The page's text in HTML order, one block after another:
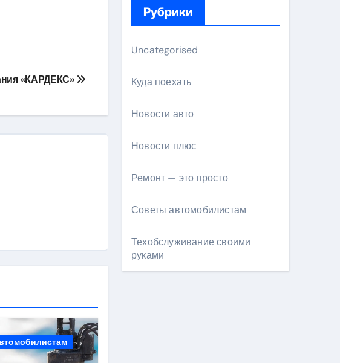
«КАРДЕКС»
Рубрики
Uncategorised
Куда поехать
Новости авто
Новости плюс
Ремонт — это просто
Советы автомобилистам
Техобслуживание своими
руками